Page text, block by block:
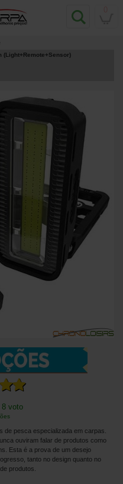
(Light+Remote+Sensor)
8 voto
de pesca especializada em carpas.
ouviram falar de produtos como
Esta é a prova de um desejo
tanto no design quanto no
produtos.